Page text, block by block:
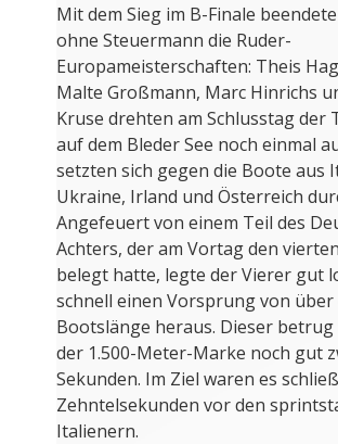
Mit dem Sieg im B-Finale
ohne Steuermann die Ruder-
Europameisterschaften: Theis
Malte Großmann, Marc Hinrichs
Kruse drehten am Schlusstag der
auf dem Bleder See noch einmal
setzten sich gegen die Boote aus
Ukraine, Irland und Österreich
Angefeuert von einem Teil des
Achters, der am Vortag den
belegt hatte, legte der Vierer gut
schnell einen Vorsprung von
Bootslänge heraus. Dieser betrug
der 1.500-Meter-Marke noch gut
Sekunden. Im Ziel waren es
Zehntelsekunden vor den
Italienern.